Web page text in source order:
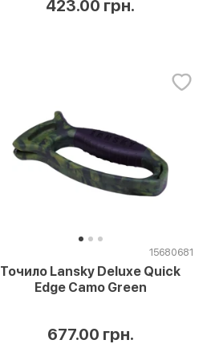
423.00 грн.
15680681
Точило Lansky Deluxe Quick
Edge Camo Green
677.00 грн.